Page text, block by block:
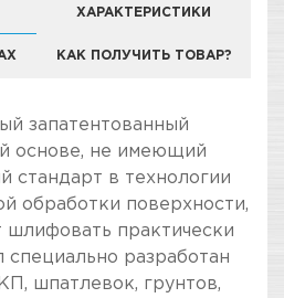
ХАРАКТЕРИСТИКИ
КАК ПОЛУЧИТЬ ТОВАР?
запатентованный
основе, не имеющий
стандарт в технологии
обработки поверхности,
шлифовать практически
разработан
шпатлевок, грунтов,